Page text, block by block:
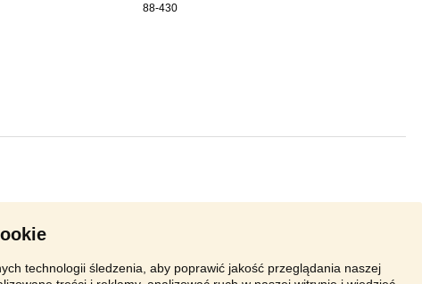
technologii śledzenia, aby poprawić jakość przeglądania naszej
88-430